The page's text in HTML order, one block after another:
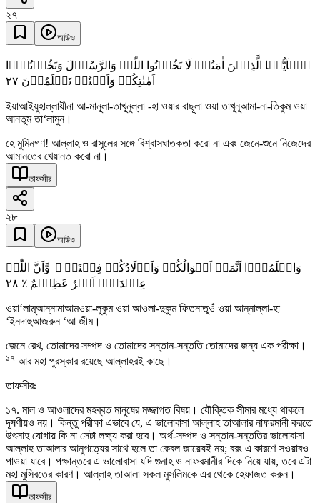
২৭
অডিও
یٰۤاَیُّہَا الَّذِیۡنَ اٰمَنُوۡا لَا تَخُوۡنُوا اللّٰہَ وَالرَّسُوۡلَ وَتَخُوۡنُوۡۤا
اَمٰنٰتِکُمۡ وَاَنۡتُمۡ تَعۡلَمُوۡنَ ٢٧
ইয়াআইয়ুহাল্লাযীনা আ-মানূলা-তাখূনুল্লা -হা ওয়ার রাছূলা ওয়া তাখূনূআমা-না-তিকুম ওয়া
আনতুম তা‘লামুন।
হে মুমিনগণ! আল্লাহ ও রাসূলের সঙ্গে বিশ্বাসঘাতকতা করো না এবং জেনে-শুনে নিজেদের
আমানতের খেয়ানত করো না।
তাফসীর
২৮
অডিও
وَاعۡلَمُوۡۤا اَنَّمَاۤ اَمۡوَالُکُمۡ وَاَوۡلَادُکُمۡ فِتۡنَۃٌ ۙ وَّاَنَّ اللّٰہَ
عِنۡدَہٗۤ اَجۡرٌ عَظِیۡمٌ ٪ ٢٨
ওয়া‘লামূআন্নামাআমওয়া-লুকুম ওয়া আওলা-দুকুম ফিতনাতুওঁ ওয়া আন্নাল্লা-হা
‘ইনদাহুআজরুন ‘আ জীম।
জেনে রেখ, তোমাদের সম্পদ ও তোমাদের সন্তান-সন্ততি তোমাদের জন্য এক পরীক্ষা।
১৭ আর মহা পুরস্কার রয়েছে আল্লাহরই কাছে।
তাফসীরঃ
১৭. মাল ও আওলাদের মহব্বত মানুষের মজ্জাগত বিষয়। যৌক্তিক সীমার মধ্যে থাকলে
দূষণীয়ও নয়। কিন্তু পরীক্ষা এভাবে যে, এ ভালোবাসা আল্লাহ তাআলার নাফরমানী করতে
উৎসাহ যোগায় কি না সেটা লক্ষ্য করা হবে। অর্থ-সম্পদ ও সন্তান-সন্ততির ভালোবাসা
আল্লাহ তাআলার আনুগত্যের সাথে হলে তা কেবল জায়েযই নয়; বরং এ কারণে সওয়াবও
পাওয়া যাবে। পক্ষান্তরে এ ভালোবাসা যদি গুনাহ ও নাফরমানীর দিকে নিয়ে যায়, তবে এটা
মহা মুসিবতের কারণ। আল্লাহ তাআলা সকল মুসলিমকে এর থেকে হেফাজত করুন।
তাফসীর